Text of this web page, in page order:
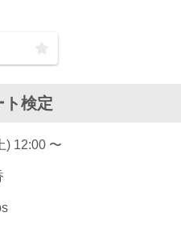
ト検定
) 12:00 〜